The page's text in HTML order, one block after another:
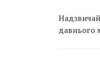
давнього